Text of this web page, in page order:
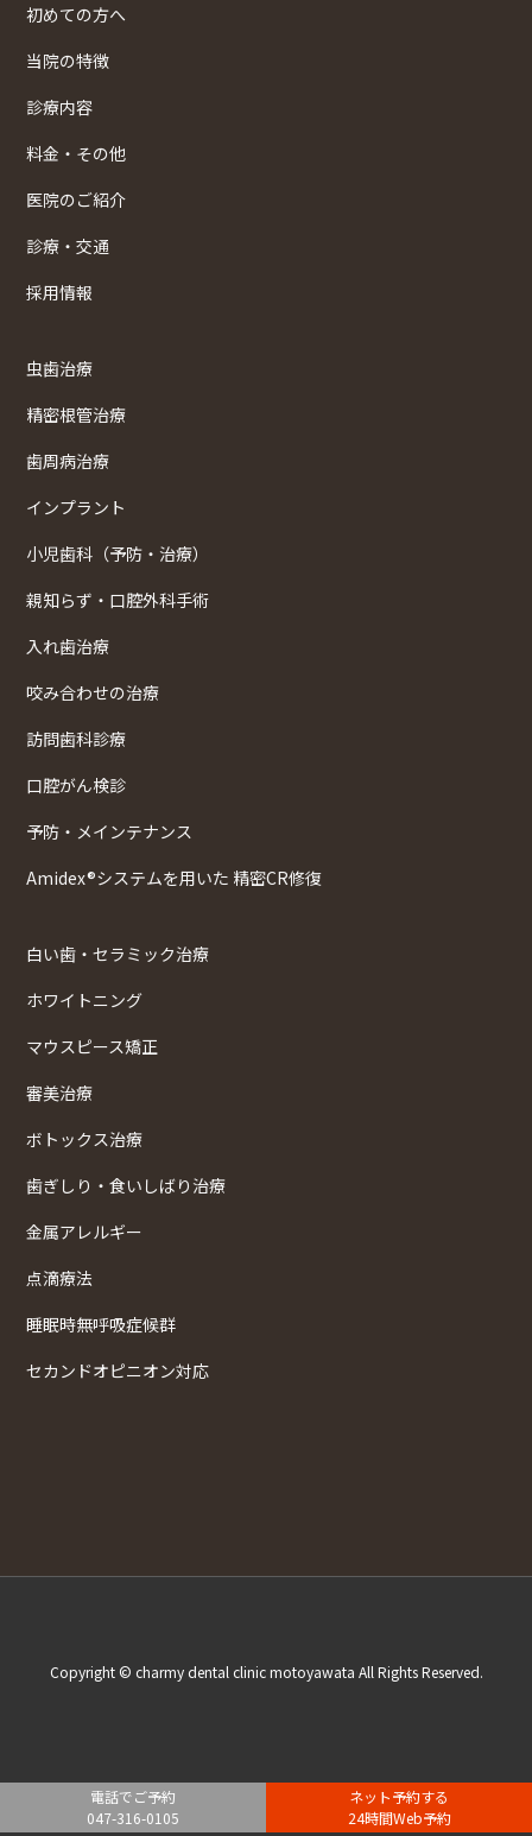
初めての方へ
当院の特徴
診療内容
料金・その他
医院のご紹介
診療・交通
採用情報
虫歯治療
精密根管治療
歯周病治療
インプラント
小児歯科（予防・治療）
親知らず・口腔外科手術
入れ歯治療
咬み合わせの治療
訪問歯科診療
口腔がん検診
予防・メインテナンス
Amidex®システムを用いた 精密CR修復
白い歯・セラミック治療
ホワイトニング
マウスピース矯正
審美治療
ボトックス治療
歯ぎしり・食いしばり治療
金属アレルギー
点滴療法
睡眠時無呼吸症候群
セカンドオピニオン対応
Copyright © charmy dental clinic motoyawata All Rights Reserved.
電話でご予約
047-316-0105
ネット予約する
24時間Web予約